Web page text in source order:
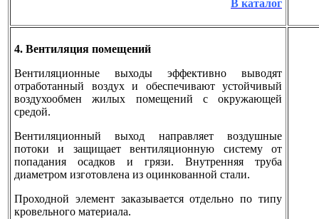
В каталог
4. Вентиляция помещений
Вентиляционные выходы эффективно выводят
отработанный воздух и обеспечивают устойчивый
воздухообмен жилых помещений с окружающей
средой.
Вентиляционный выход направляет воздушные
потоки и защищает вентиляционную систему от
попадания осадков и грязи. Внутренняя труба
диаметром изготовлена из оцинкованной стали.
Проходной элемент заказывается отдельно по типу
кровельного материала.